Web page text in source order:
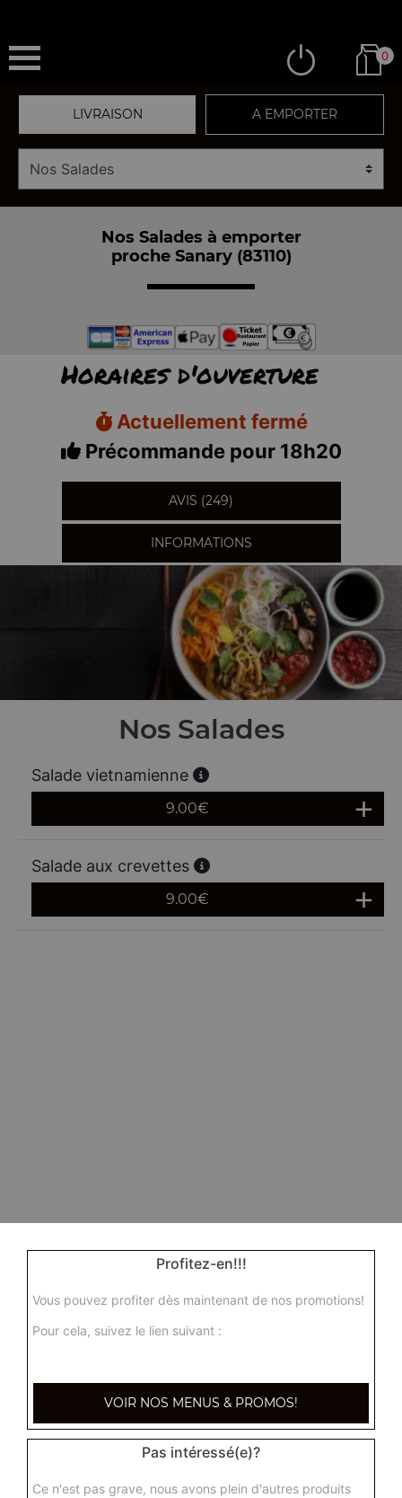
0
LIVRAISON A EMPORTER
Nos Salades à emporter
proche Sanary (83110)
Horaires d'ouverture
Actuellement fermé
Précommande pour 18h20
AVIS (249)
INFORMATIONS
Nos Salades
Salade vietnamienne
9.00€
Salade aux crevettes
9.00€
Profitez-en!!!
Vous pouvez profiter dès maintenant de nos promotions!
Pour cela, suivez le lien suivant :
VOIR NOS MENUS & PROMOS!
Pas intéressé(e)?
Ce n'est pas grave, nous avons plein d'autres produits